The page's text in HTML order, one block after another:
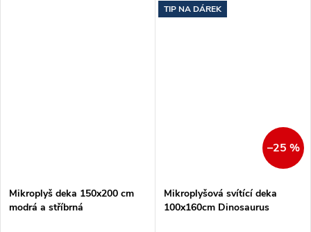
Mikroplyš deka 150x200 cm
modrá a stříbrná
TIP NA DÁREK
–25 %
Mikroplyšová svítící deka
100x160cm Dinosaurus